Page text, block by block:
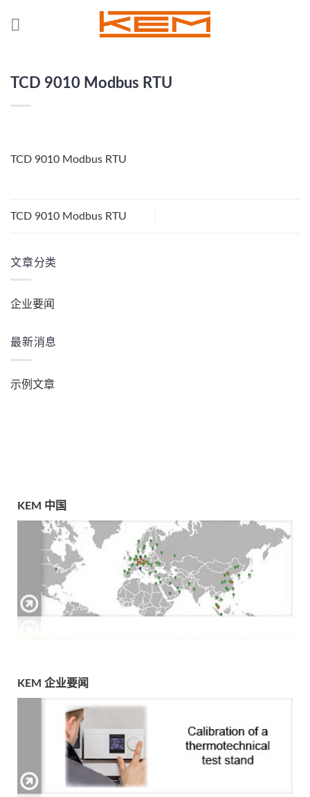
TCD 9010 Modbus RTU
TCD 9010 Modbus RTU
TCD 9010 Modbus RTU
文章分类
企业要闻
最新消息
示例文章
KEM 中国
KEM 企业要闻